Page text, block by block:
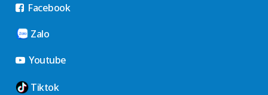
Facebook
Zalo
Youtube
Tiktok